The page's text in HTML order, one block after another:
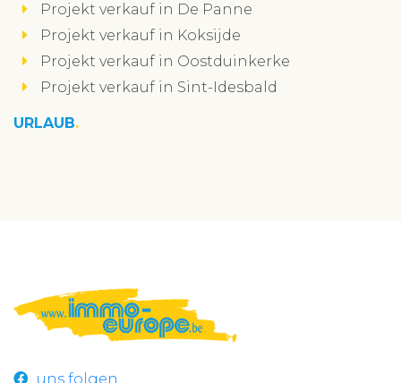
Projekt verkauf in De Panne
Projekt verkauf in Koksijde
Projekt verkauf in Oostduinkerke
Projekt verkauf in Sint-Idesbald
URLAUB
uns folgen